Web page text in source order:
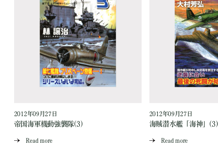
2012年09月27日
帝国海軍機動強襲隊(3)
Read more
2012年09月27日
海賊潜水艦「海神」(3)
Read more